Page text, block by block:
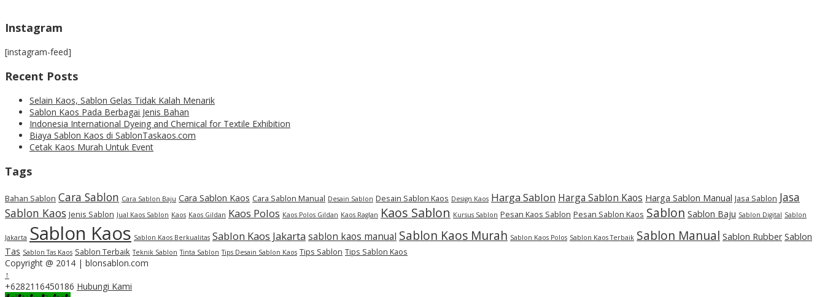
Instagram
[instagram-feed]
Recent Posts
Selain Kaos, Sablon Gelas Tidak Kalah Menarik
Sablon Kaos Pada Berbagai Jenis Bahan
Indonesia International Dyeing and Chemical for Textile Exhibition
Biaya Sablon Kaos di SablonTaskaos.com
Cetak Kaos Murah Untuk Event
Tags
Bahan Sablon Cara Sablon Cara Sablon Baju Cara Sablon Kaos Cara Sablon Manual Desain Sablon Desain Sablon Kaos Design Kaos Harga Sablon Harga Sablon Kaos Harga Sablon Manual Jasa Sablon Jasa
Sablon Kaos Jenis Sablon Jual Kaos Sablon Kaos Kaos Gildan Kaos Polos Kaos Polos Gildan Kaos Raglan Kaos Sablon Kursus Sablon Pesan Kaos Sablon Pesan Sablon Kaos Sablon Sablon Baju Sablon Digital Sablon
Jakarta Sablon Kaos Sablon Kaos Berkualitas Sablon Kaos Jakarta sablon kaos manual Sablon Kaos Murah Sablon Kaos Polos Sablon Kaos Terbaik Sablon Manual Sablon Rubber Sablon
Tas Sablon Tas Kaos Sablon Terbaik Teknik Sablon Tinta Sablon Tips Desain Sablon Kaos Tips Sablon Tips Sablon Kaos
Copyright @ 2014 | blonsablon.com
↑
+6282116450186 Hubungi Kami